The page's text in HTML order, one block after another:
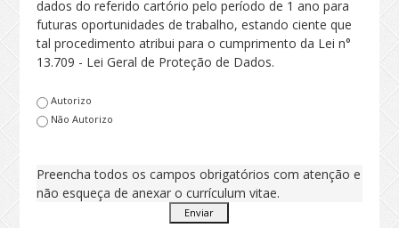
dados do referido cartório pelo período de 1 ano para
futuras oportunidades de trabalho, estando ciente que
tal procedimento atribui para o cumprimento da Lei n°
13.709 - Lei Geral de Proteção de Dados.
Autorizo
Não Autorizo
Preencha todos os campos obrigatórios com atenção e
não esqueça de anexar o currículum vitae.
Enviar